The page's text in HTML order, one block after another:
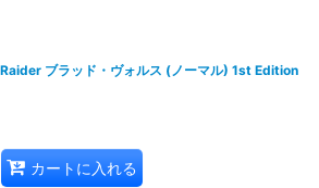
ブラッド・ヴォルス (ノーマル) 1st Edition
カートに入れる